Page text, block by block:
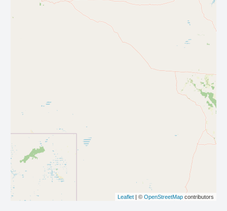
Leaflet | © OpenStreetMap contributors